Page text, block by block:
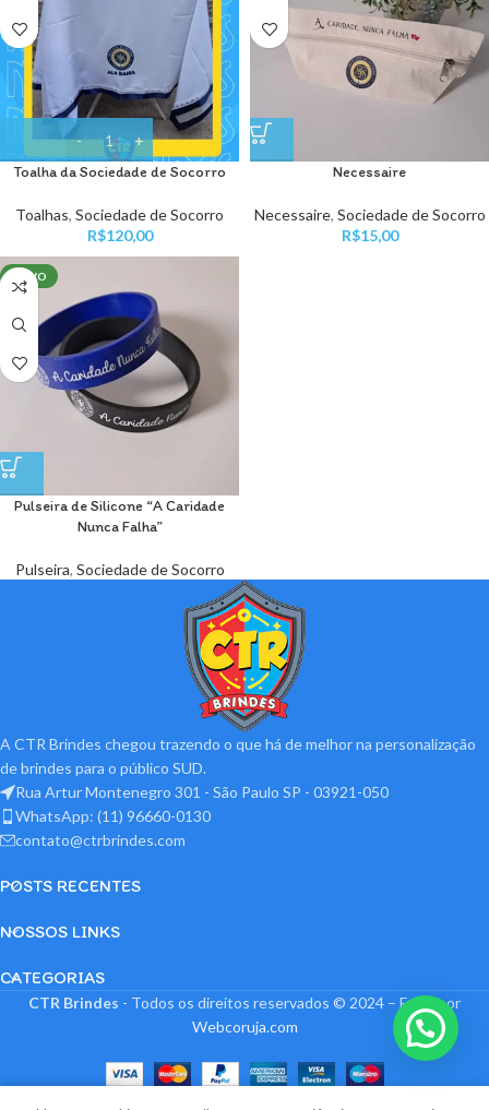
Toalha da Sociedade de Socorro
Toalhas, Sociedade de Socorro
R$120,00
Necessaire
Necessaire, Sociedade de Socorro
R$15,00
NOVO
Pulseira de Silicone “A Caridade
Nunca Falha”
Pulseira, Sociedade de Socorro
A CTR Brindes chegou trazendo o que há de melhor na personalização
de brindes para o público SUD.
Rua Artur Montenegro 301 - São Paulo SP - 03921-050
WhatsApp: (11) 96660-0130
contato@ctrbrindes.com
POSTS RECENTES
NOSSOS LINKS
CATEGORIAS
CTR Brindes - Todos os direitos reservados © 2024 – Feito por
Webcoruja.com